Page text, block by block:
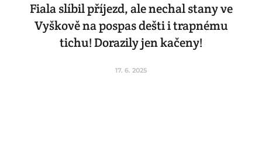
Fiala slíbil příjezd, ale nechal stany ve
Vyškově na pospas dešti i trapnému
tichu! Dorazily jen kačeny!
17. 6. 2025